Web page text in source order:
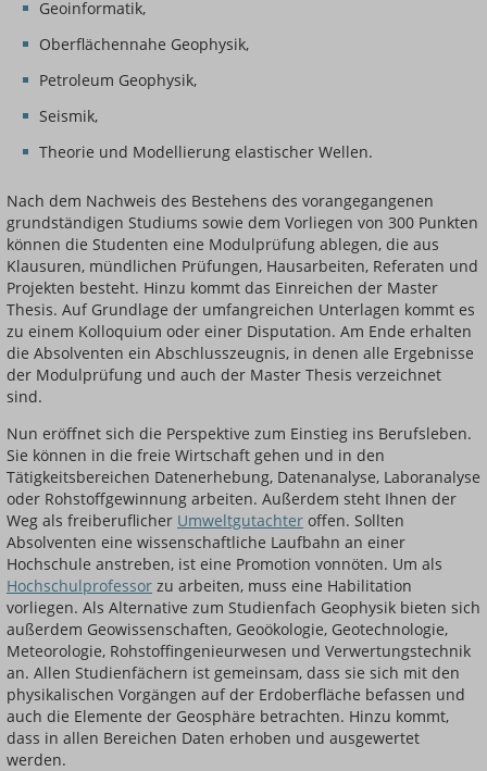
Geoinformatik,
Oberflächennahe Geophysik,
Petroleum Geophysik,
Seismik,
Theorie und Modellierung elastischer Wellen.
Nach dem Nachweis des Bestehens des vorangegangenen
grundständigen Studiums sowie dem Vorliegen von 300 Punkten
können die Studenten eine Modulprüfung ablegen, die aus
Klausuren, mündlichen Prüfungen, Hausarbeiten, Referaten und
Projekten besteht. Hinzu kommt das Einreichen der Master
Thesis. Auf Grundlage der umfangreichen Unterlagen kommt es
zu einem Kolloquium oder einer Disputation. Am Ende erhalten
die Absolventen ein Abschlusszeugnis, in denen alle Ergebnisse
der Modulprüfung und auch der Master Thesis verzeichnet
sind.
Nun eröffnet sich die Perspektive zum Einstieg ins Berufsleben.
Sie können in die freie Wirtschaft gehen und in den
Tätigkeitsbereichen Datenerhebung, Datenanalyse, Laboranalyse
oder Rohstoffgewinnung arbeiten. Außerdem steht Ihnen der
Weg als freiberuflicher Umweltgutachter offen. Sollten
Absolventen eine wissenschaftliche Laufbahn an einer
Hochschule anstreben, ist eine Promotion vonnöten. Um als
Hochschulprofessor zu arbeiten, muss eine Habilitation
vorliegen. Als Alternative zum Studienfach Geophysik bieten sich
außerdem Geowissenschaften, Geoökologie, Geotechnologie,
Meteorologie, Rohstoffingenieurwesen und Verwertungstechnik
an. Allen Studienfächern ist gemeinsam, dass sie sich mit den
physikalischen Vorgängen auf der Erdoberfläche befassen und
auch die Elemente der Geosphäre betrachten. Hinzu kommt,
dass in allen Bereichen Daten erhoben und ausgewertet
werden.